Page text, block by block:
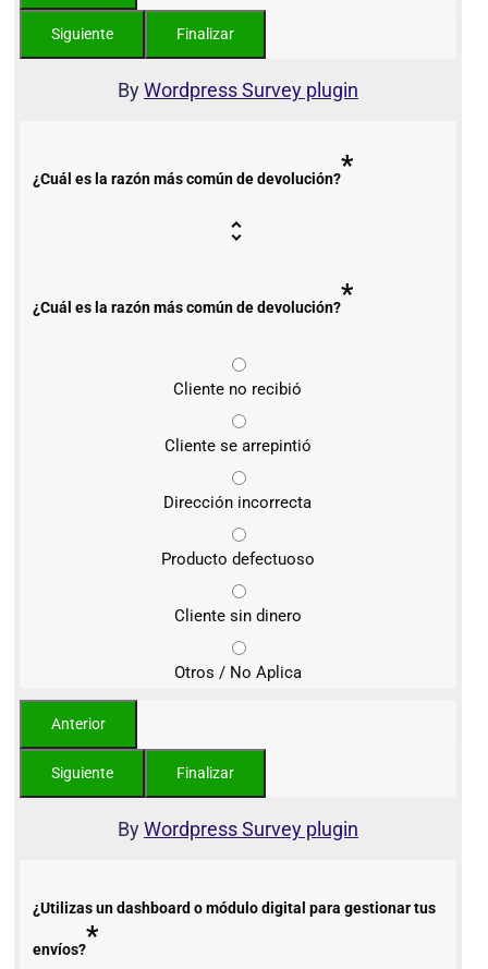
ByWordpress Survey plugin
¿Cuál es la razón más común de devolución?*
¿Cuál es la razón más común de devolución?*
Cliente no recibió
Cliente se arrepintió
Dirección incorrecta
Producto defectuoso
Cliente sin dinero
Otros / No Aplica
ByWordpress Survey plugin
¿Utilizas un dashboard o módulo digital para gestionar tus
envíos?*